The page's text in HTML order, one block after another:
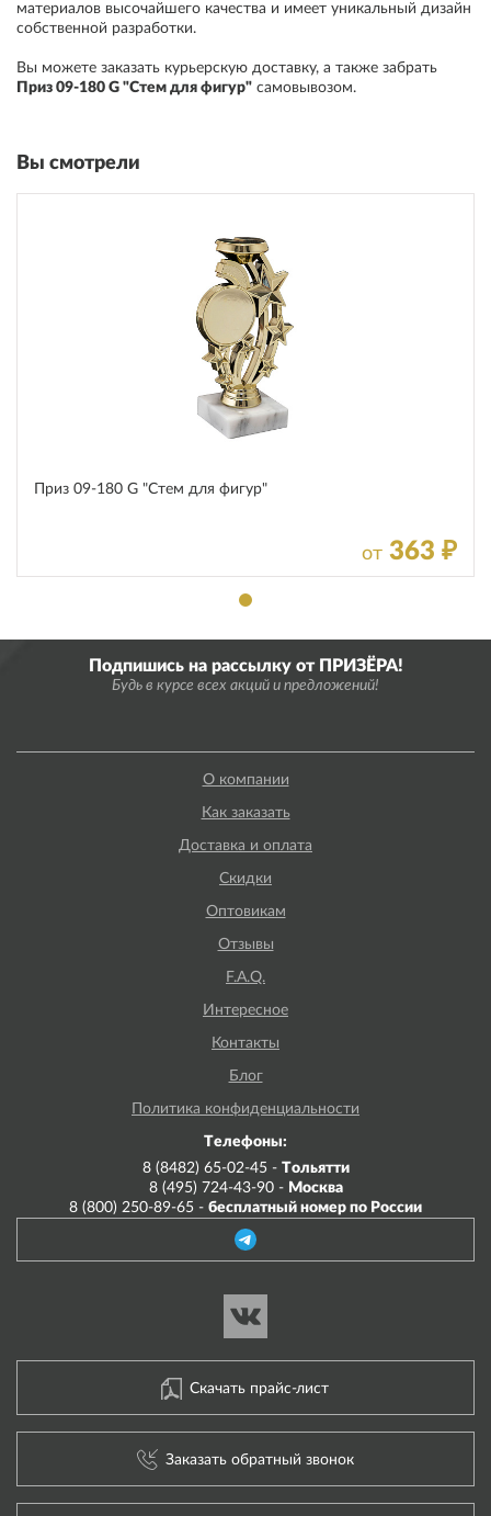
материалов высочайшего качества и имеет уникальный дизайн
собственной разработки.
Вы можете заказать курьерскую доставку, а также забрать
Приз 09-180 G "Стем для фигур" самовывозом.
Вы смотрели
Приз 09-180 G "Стем для фигур"
от 363 ₽
Подпишись на рассылку от ПРИЗЁРА!
Будь в курсе всех акций и предложений!
О компании
Как заказать
Доставка и оплата
Скидки
Оптовикам
Отзывы
F.A.Q.
Интересное
Контакты
Блог
Политика конфиденциальности
Телефоны:
8 (8482) 65-02-45 - Тольятти
8 (495) 724-43-90 - Москва
8 (800) 250-89-65 - бесплатный номер по России
Скачать прайс-лист
Заказать обратный звонок